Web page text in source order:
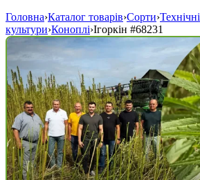
Головна›Каталог товарів›Сорти›Технічні
культури›Коноплі›Ігоркін #68231